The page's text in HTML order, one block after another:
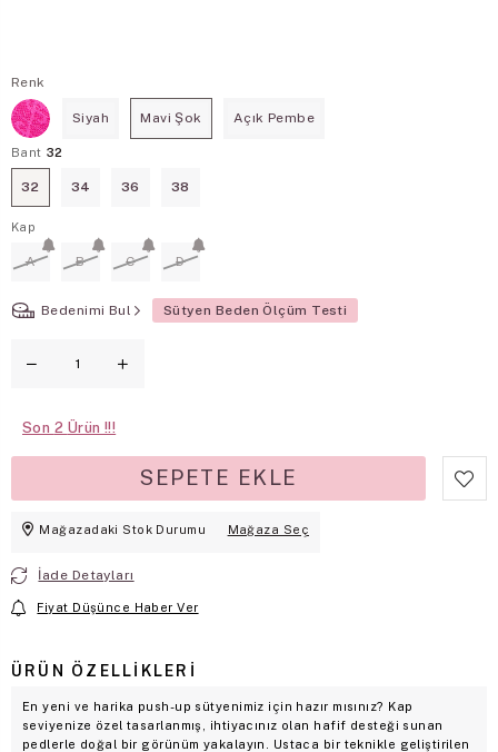
Renk
Siyah Mavi Şok Açık Pembe
Bant 32
32 34 36 38
Kap
A B C D
Bedenimi Bul Sütyen Beden Ölçüm Testi
Son 2
Mağazadaki Stok Durumu Mağaza Seç
İade Detayları
Fiyat Düşünce Haber Ver
ÜRÜN ÖZELLIKLERI
En yeni ve harika push-up sütyenimiz için hazır mısınız? Kap
seviyenize özel tasarlanmış, ihtiyacınız olan hafif desteği sunan
pedlerle doğal bir görünüm yakalayın. Ustaca bir teknikle geliştirilen